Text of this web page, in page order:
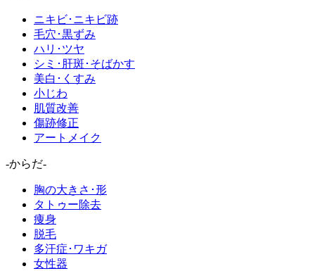
ニキビ･ニキビ跡
毛穴･黒ずみ
ハリ･ツヤ
シミ･肝斑･そばかす
美白･くすみ
小じわ
肌質改善
傷跡修正
アートメイク
-からだ-
胸の大きさ･形
タトゥー除去
痩身
脱毛
多汗症･ワキガ
女性器